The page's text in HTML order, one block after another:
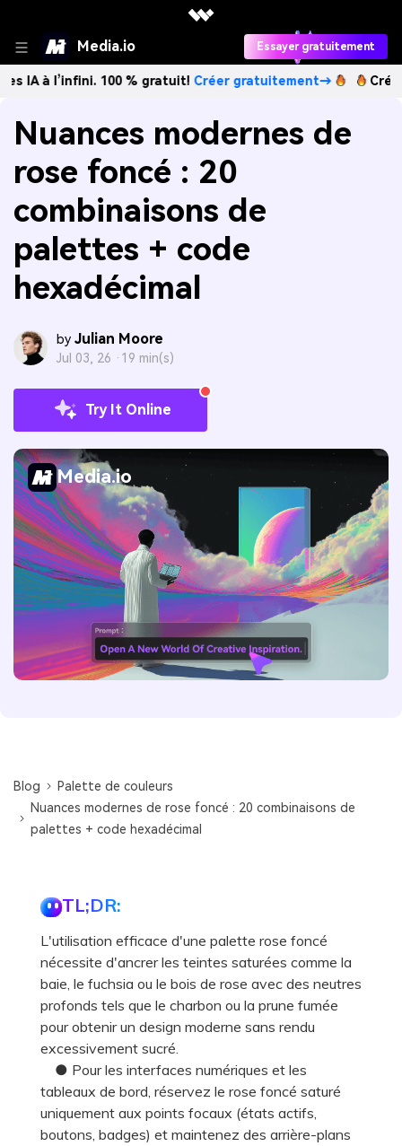
Media.io Essayer gratuitement
100 % gratuit!Créer gratuitement→ Créez des
Nuances modernes de
rose foncé : 20
combinaisons de
palettes + code
hexadécimal
by Julian Moore
Jul 03, 26 · 19 min(s)
Try It Online
Media.io
Blog
Palette de couleurs
Nuances modernes de rose foncé : 20 combinaisons de
palettes + code hexadécimal
TL;DR:
L'utilisation efficace d'une palette rose foncé
nécessite d'ancrer les teintes saturées comme la
baie, le fuchsia ou le bois de rose avec des neutres
profonds tels que le charbon ou la prune fumée
pour obtenir un design moderne sans rendu
excessivement sucré.
● Pour les interfaces numériques et les
tableaux de bord, réservez le rose foncé saturé
uniquement aux points focaux (états actifs,
boutons, badges) et maintenez des arrière-plans